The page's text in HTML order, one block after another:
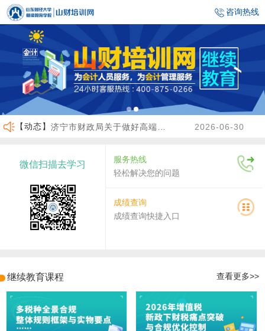
咨询热线
【动态】 2026-06-30
沾化区财政局关于做好2026年度会计人员继续教育有关工作的通知 2026-04-02
关于2026年度济南市会计人员继续教育有关工作的通知 2026-07-29
微信扫描去学习
服务热线
轻松解决您的问题
成绩查询
成绩查询快捷入口
继续教育课程 查看更多>>